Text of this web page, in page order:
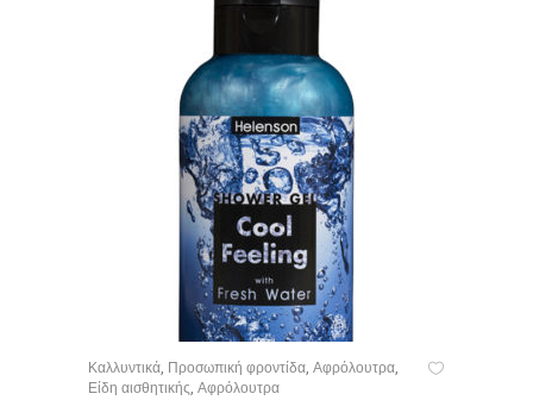
ΠΡΟΣΘΉΚΗ ΣΤΟ ΚΑΛΆΘΙ
Καλλυντικά, Προσωπική φροντίδα, Αφρόλουτρα,
Είδη αισθητικής, Αφρόλουτρα